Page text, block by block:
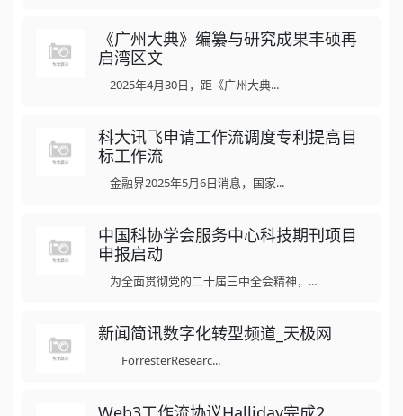
《广州大典》编纂与研究成果丰硕再
启湾区文
2025年4月30日，距《广州大典...
科大讯飞申请工作流调度专利提高目
标工作流
金融界2025年5月6日消息，国家...
中国科协学会服务中心科技期刊项目
申报启动
为全面贯彻党的二十届三中全会精神，...
新闻简讯数字化转型频道_天极网
ForresterResearc...